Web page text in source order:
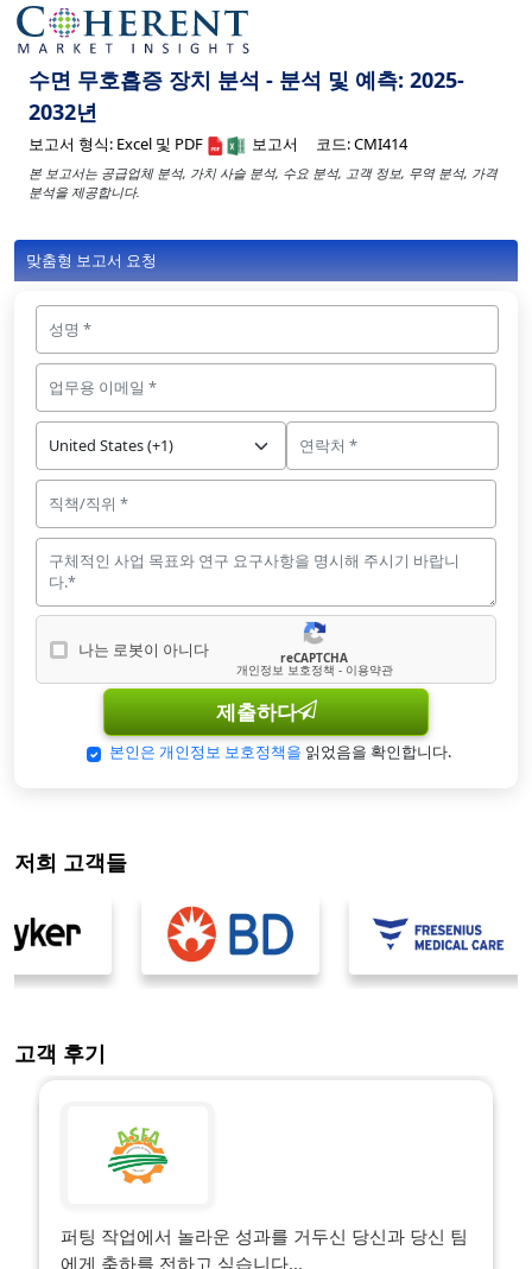
수면 무호흡증 장치 분석 - 분석 및 예측: 2025-
2032년
보고서 형식: Excel 및 PDF 보고서 코드:CMI414
본 보고서는 공급업체 분석, 가치 사슬 분석, 수요 분석, 고객 정보, 무역 분석, 가격
분석을 제공합니다.
맞춤형 보고서 요청
나는 로봇이 아닙니다
나는 로봇이 아니다 reCAPTCHA
개인정보 보호정책 - 이용약관
제출하다
본인은 개인정보 보호정책을 읽었음을 확인합니다.
저희 고객들
고객 후기
퍼팅 작업에서 놀라운 성과를 거두신 당신과 당신 팀
에게 축하를 전하고 싶습니다...